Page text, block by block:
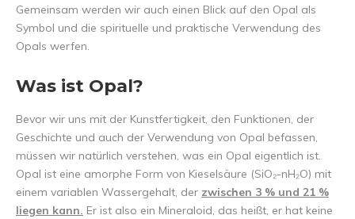
Gemeinsam werden wir auch einen Blick auf den Opal als
Symbol und die spirituelle und praktische Verwendung des
Opals werfen.
Was ist Opal?
Bevor wir uns mit der Kunstfertigkeit, den Funktionen, der
Geschichte und auch der Verwendung von Opal befassen,
müssen wir natürlich verstehen, was ein Opal eigentlich ist.
Opal ist eine amorphe Form von Kieselsäure (SiO₂-nH₂O) mit
einem variablen Wassergehalt, der zwischen 3 % und 21 %
liegen kann. Er ist also ein Mineraloid, das heißt, er hat keine